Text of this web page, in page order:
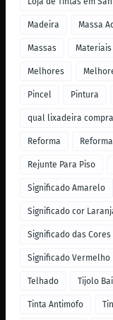
Madeira Massa
Massas
Melhores
Pincel Pintura
qual lixadeira
Reforma
Rejunte Para Piso
Significado Amarelo
Significado cor
Significado das Cores
Significado Vermelho
Telhado Tijolo
Tinta Antimofo